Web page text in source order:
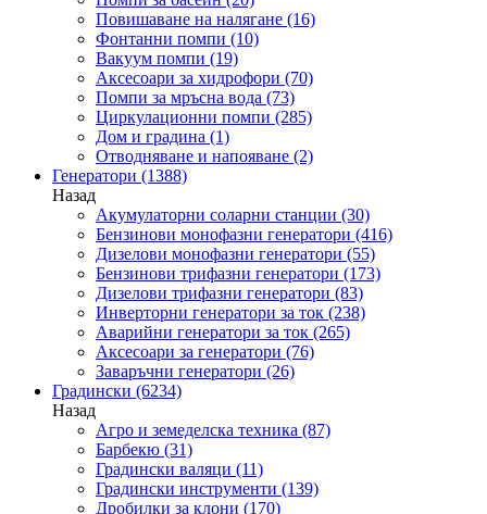
Повишаване на налягане (16)
Фонтанни помпи (10)
Вакуум помпи (19)
Аксесоари за хидрофори (70)
Помпи за мръсна вода (73)
Циркулационни помпи (285)
Дом и градина (1)
Отводняване и напояване (2)
Генератори (1388)
Назад
Акумулаторни соларни станции (30)
Бензинови монофазни генератори (416)
Дизелови монофазни генератори (55)
Бензинови трифазни генератори (173)
Дизелови трифазни генератори (83)
Инверторни генератори за ток (238)
Аварийни генератори за ток (265)
Аксесоари за генератори (76)
Заваръчни генератори (26)
Градински (6234)
Назад
Агро и земеделска техника (87)
Барбекю (31)
Градински валяци (11)
Градински инструменти (139)
Дробилки за клони (170)